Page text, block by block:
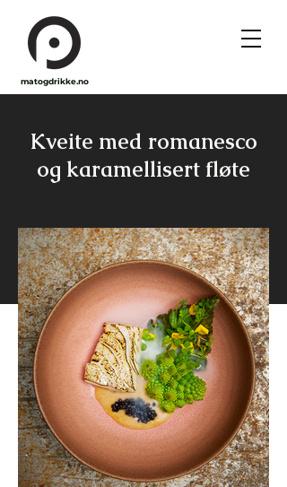
matogdrikke.no
Kveite med romanesco
og karamellisert fløte